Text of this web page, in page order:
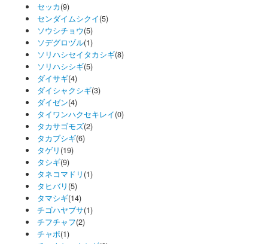
セッカ(9)
センダイムシクイ(5)
ソウシチョウ(5)
ソデグロヅル(1)
ソリハシセイタカシギ(8)
ソリハシシギ(5)
ダイサギ(4)
ダイシャクシギ(3)
ダイゼン(4)
タイワンハクセキレイ(0)
タカサゴモズ(2)
タカブシギ(6)
タゲリ (19)
タシギ(9)
タネコマドリ (1)
タヒバリ (5)
タマシギ(14)
チゴハヤブサ(1)
チフチャフ(2)
チャボ(1)